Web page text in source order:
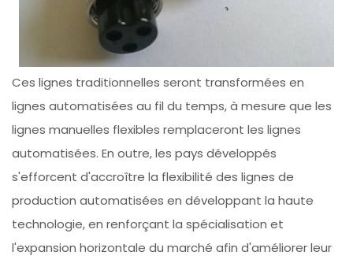
Ces lignes traditionnelles seront transformées en
lignes automatisées au fil du temps, à mesure que les
lignes manuelles flexibles remplaceront les lignes
automatisées. En outre, les pays développés
s'efforcent d'accroître la flexibilité des lignes de
production automatisées en développant la haute
technologie, en renforçant la spécialisation et
l'expansion horizontale du marché afin d'améliorer leur